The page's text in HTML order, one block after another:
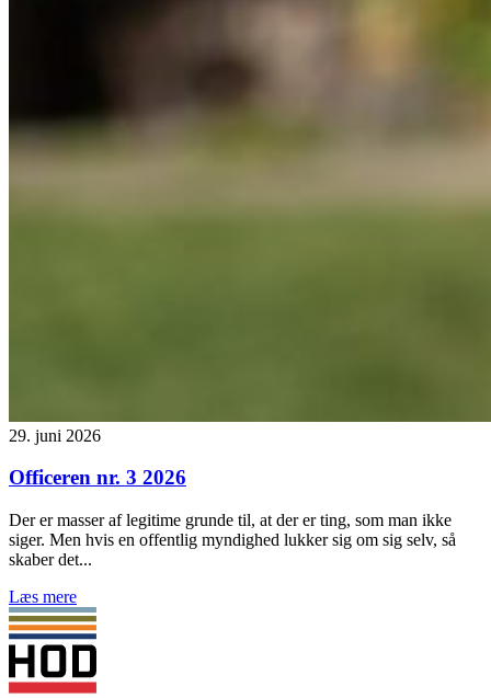
29. juni 2026
Officeren nr. 3 2026
Der er masser af legitime grunde til, at der er ting, som man ikke
siger. Men hvis en offentlig myndighed lukker sig om sig selv, så
skaber det...
Læs mere